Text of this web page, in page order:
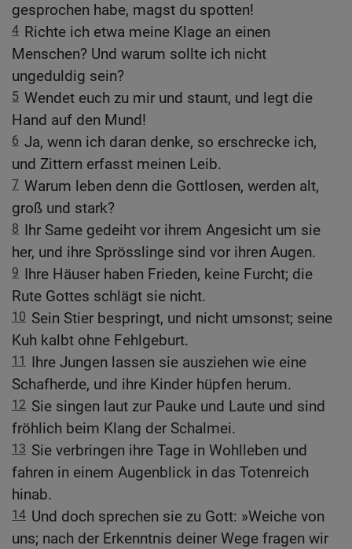
gesprochen habe, magst du spotten!
4 Richte ich etwa meine Klage an einen
Menschen? Und warum sollte ich nicht
ungeduldig sein?
5 Wendet euch zu mir und staunt, und legt die
Hand auf den Mund!
6 Ja, wenn ich daran denke, so erschrecke ich,
und Zittern erfasst meinen Leib.
7 Warum leben denn die Gottlosen, werden alt,
groß und stark?
8 Ihr Same gedeiht vor ihrem Angesicht um sie
her, und ihre Sprösslinge sind vor ihren Augen.
9 Ihre Häuser haben Frieden, keine Furcht; die
Rute Gottes schlägt sie nicht.
10 Sein Stier bespringt, und nicht umsonst; seine
Kuh kalbt ohne Fehlgeburt.
11
Ihre Jungen lassen sie ausziehen wie eine
Schafherde, und ihre Kinder hüpfen herum.
12 Sie singen laut zur Pauke und Laute und sind
fröhlich beim Klang der Schalmei.
13 Sie verbringen ihre Tage in Wohlleben und
fahren in einem Augenblick in das Totenreich
hinab.
14 Und doch sprechen sie zu Gott: »Weiche von
uns; nach der Erkenntnis deiner Wege fragen wir